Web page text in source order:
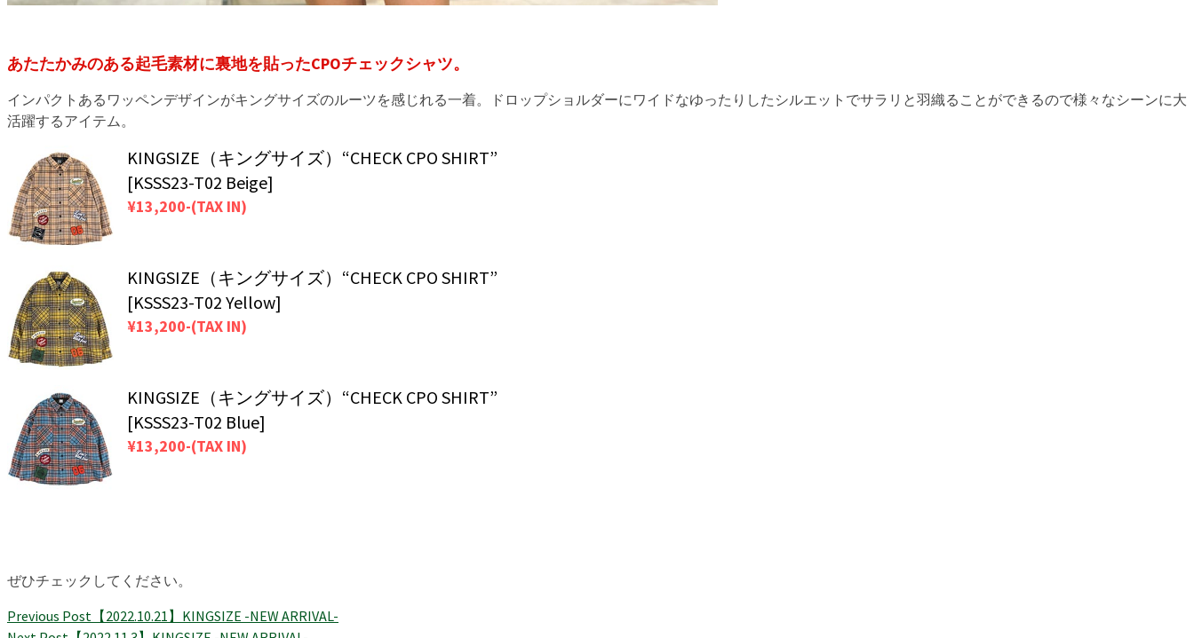
あたたかみのある起毛素材に裏地を貼ったCPOチェックシャツ。
インパクトあるワッペンデザインがキングサイズのルーツを感じれる一着。ドロップショルダーにワイドなゆったりしたシルエットでサラリと羽織ることができるので様々なシーンに大
活躍するアイテム。
KINGSIZE（キングサイズ）“CHECK CPO SHIRT”
[KSSS23-T02 Beige]
¥13,200-(TAX IN)
KINGSIZE（キングサイズ）“CHECK CPO SHIRT”
[KSSS23-T02 Yellow]
¥13,200-(TAX IN)
KINGSIZE（キングサイズ）“CHECK CPO SHIRT”
[KSSS23-T02 Blue]
¥13,200-(TAX IN)
ぜひチェックしてください。
Previous Post 【2022.10.21】KINGSIZE -NEW ARRIVAL-